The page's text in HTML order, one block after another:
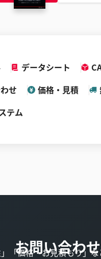
データシート
せ 価格・見積
テム
お問い合わせ
「価格・お見積もり」